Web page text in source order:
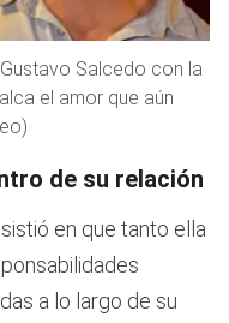
Salcedo con la
el amor que aún
de su relación
en que tanto ella
a lo largo de su